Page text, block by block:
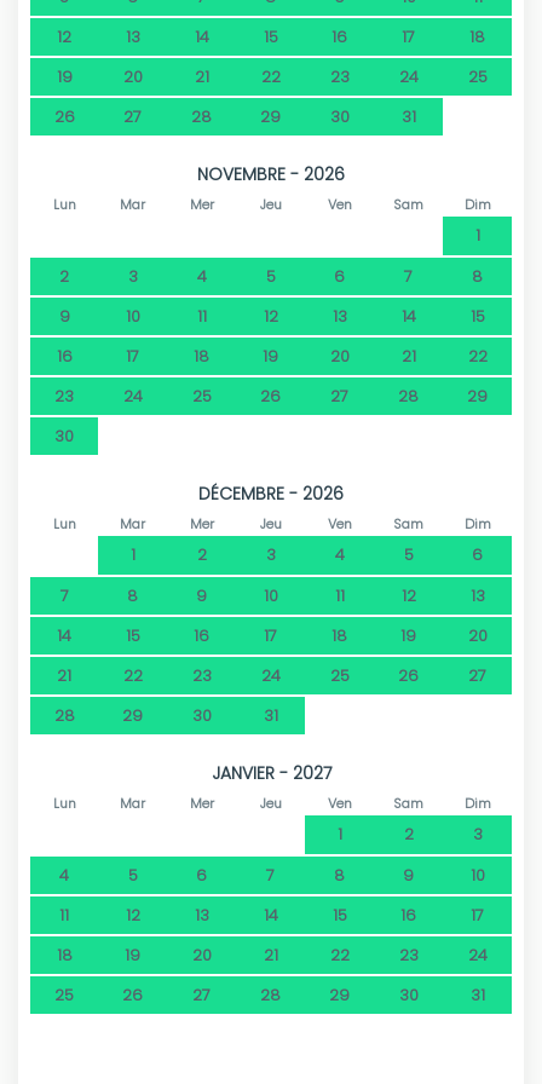
12
13 14 15 16 17
18
19
20 21 22 23 24
25
26
27 28 29 30 31
NOVEMBRE - 2026
Lun Mar Mer Jeu Ven Sam Dim
1
2
3 4 5 6 7
8
9
10 11 12 13 14
15
16
17 18 19 20 21
22
23
24 25 26 27 28
29
30
DÉCEMBRE - 2026
Lun Mar Mer Jeu Ven Sam Dim
1 2 3 4 5
6
7
8 9 10 11 12
13
14
15 16 17 18 19
20
21
22 23 24 25 26
27
28
29 30 31
JANVIER - 2027
Lun Mar Mer Jeu Ven Sam Dim
1 2
3
4
5 6 7 8 9
10
11
12 13 14 15 16
17
18
19 20 21 22 23
24
25
26 27 28 29 30 31